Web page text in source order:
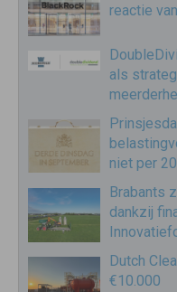
reactie
als
niet per
Brabants
dankzij
Dutch
€10.000